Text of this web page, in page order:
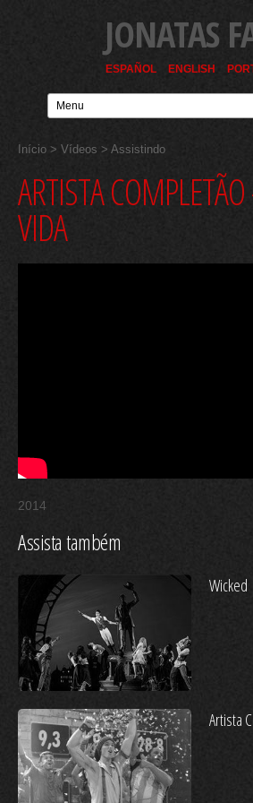
JONATAS
ESPAÑOL ENGLISH
Início > Vídeos > Assistindo
ARTISTA
VIDA
2014
Assista também
Wicked
Artista